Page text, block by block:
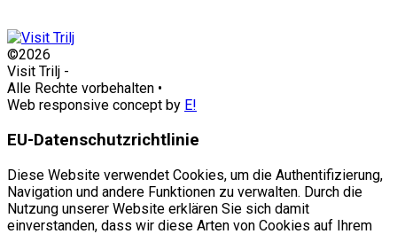
©2026
Visit Trilj -
Alle Rechte vorbehalten •
Web responsive concept by E!
EU-Datenschutzrichtlinie
Diese Website verwendet Cookies, um die Authentifizierung,
Navigation und andere Funktionen zu verwalten. Durch die
Nutzung unserer Website erklären Sie sich damit
einverstanden, dass wir diese Arten von Cookies auf Ihrem